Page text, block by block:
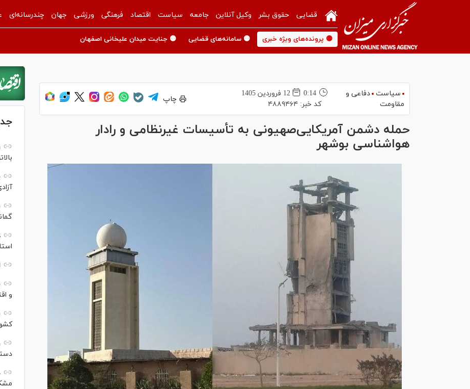
قضایی حقوق بشر وکیل آنلاین جامعه سیاست اقتصاد فرهنگی ورزشی جهان چندرسانه‌ای
🟡 پرونده‌های ویژه خبری 🟡 سامانه‌های قضایی 🟡 جنایت میدان علیخانی اصفهان
سیاست دفاعی و
مقاومت
0:14
12 فروردين 1405
کد خبر:۴۸۸۹۴۶۴
چاپ
حمله دشمن آمریکایی‌صهیونی به تأسیسات غیرنظامی و رادار
هواشناسی بوشهر
و